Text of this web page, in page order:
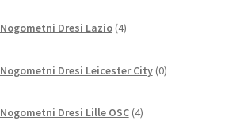
Nogometni Dresi Lazio 4izdelki
Nogometni Dresi Leicester City 0izdelkov
Nogometni Dresi Lille OSC 4izdelki